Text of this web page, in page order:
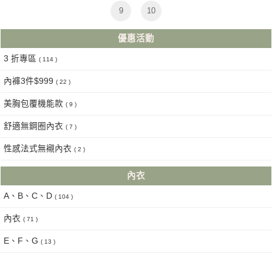
9 10
優惠活動
3 折專區 ( 114 )
內褲3件$999 ( 22 )
美胸包覆機能款 ( 9 )
舒適無鋼圈內衣 ( 7 )
性感法式無襯內衣 ( 2 )
內衣
A、B、C、D ( 104 )
內衣 ( 71 )
E、F、G ( 13 )